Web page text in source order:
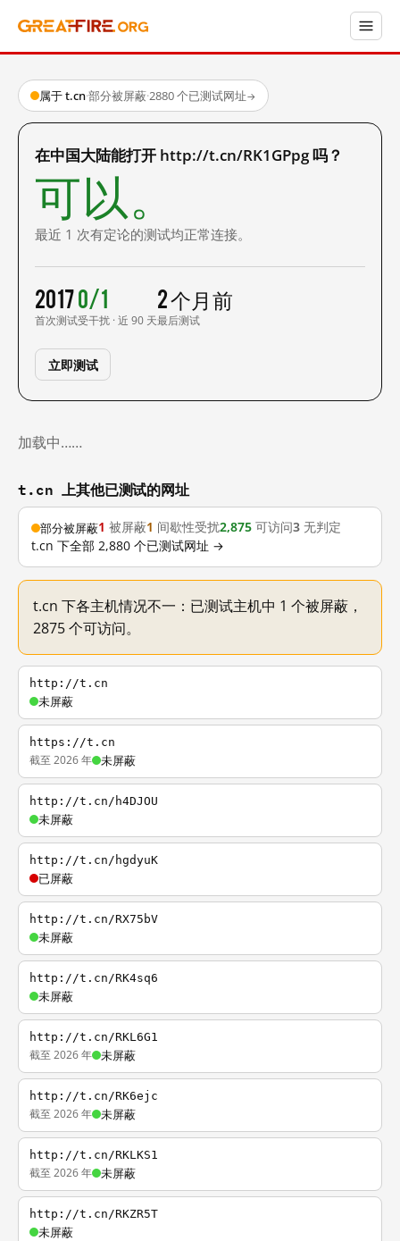
属于 t.cn·部分被屏蔽·2880 个已测试网址→
在中国大陆能打开 http://t.cn/RK1GPpg 吗？
可以。
最近 1 次有定论的测试均正常连接。
2017
首次测试
0/1
受干扰 · 近 90 天
2 个月前
最后测试
立即测试
加载中……
t.cn 上其他已测试的网址
部分被屏蔽1 被屏蔽1 间歇性受扰2,875 可访问3 无判定
t.cn 下全部 2,880 个已测试网址 →
t.cn 下各主机情况不一：已测试主机中 1 个被屏蔽，
2875 个可访问。
http://t.cn
未屏蔽
https://t.cn
截至 2026 年 未屏蔽
http://t.cn/h4DJOU
未屏蔽
http://t.cn/hgdyuK
已屏蔽
http://t.cn/RX75bV
未屏蔽
http://t.cn/RK4sq6
未屏蔽
http://t.cn/RKL6G1
截至 2026 年 未屏蔽
http://t.cn/RK6ejc
截至 2026 年 未屏蔽
http://t.cn/RKLKS1
截至 2026 年 未屏蔽
http://t.cn/RKZR5T
未屏蔽